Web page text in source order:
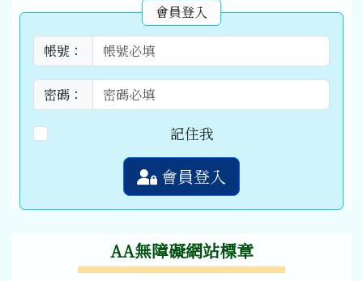
會員登入
帳號：
密碼：
記住我
會員登入
AA無障礙網站標章